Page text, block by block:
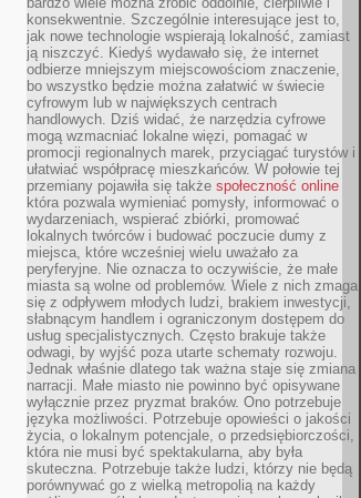
konsekwentnie. Szczególnie interesujące jest to,
jak nowe technologie wspierają lokalność, zamiast
ją niszczyć. Kiedyś wydawało się, że internet
odbierze mniejszym miejscowościom znaczenie,
bo wszystko będzie można załatwić w świecie
cyfrowym lub w największych centrach
handlowych. Dziś widać, że narzędzia cyfrowe
mogą wzmacniać lokalne więzi, pomagać w
promocji regionalnych marek, przyciągać turystów i
ułatwiać współpracę mieszkańców. W połowie tej
przemiany pojawiła się także społeczność online
która pozwala wymieniać pomysły, informować o
wydarzeniach, wspierać zbiórki, promować
lokalnych twórców i budować poczucie dumy z
miejsca, które wcześniej wielu uważało za
peryferyjne. Nie oznacza to oczywiście, że małe
miasta są wolne od problemów. Wiele z nich zmaga
się z odpływem młodych ludzi, brakiem inwestycji,
słabnącym handlem i ograniczonym dostępem do
usług specjalistycznych. Często brakuje także
odwagi, by wyjść poza utarte schematy rozwoju.
Jednak właśnie dlatego tak ważna staje się zmiana
narracji. Małe miasto nie powinno być opisywane
wyłącznie przez pryzmat braków. Ono potrzebuje
języka możliwości. Potrzebuje opowieści o jakości
życia, o lokalnym potencjale, o przedsiębiorczości,
która nie musi być spektakularna, aby była
skuteczna. Potrzebuje także ludzi, którzy nie będą
porównywać go z wielką metropolią na każdy